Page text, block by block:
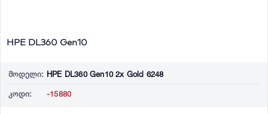
HPE DL360 Gen10
მოდელი: HPE DL360 Gen10 2x Gold 6248
კოდი: -15880